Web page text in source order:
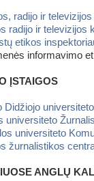
radijo ir
radijo ir televizijos
etikos
informavimo
ĮSTAIGOS
Didžiojo
universiteto
universiteto
žurnalistikos
ANGLŲ